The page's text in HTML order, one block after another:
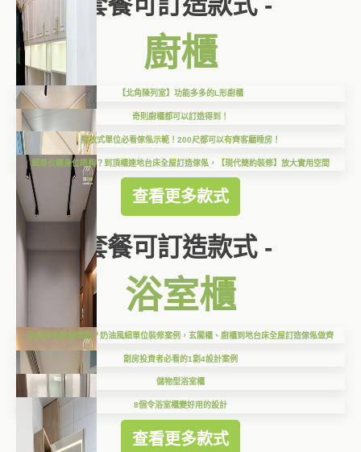
廚櫃
【北角陳列室】功能多多的L形廚櫃
奇則廚櫃都可以訂造得到！
開放式單位必看傢俬示範！200尺都可以有齊客廳睡房！
細單位轉身位唔夠？到頂櫃連地台床全屋訂造傢俬，【現代簡約裝修】放大實用空間
查看更多款式
套餐可訂造款式 -
浴室櫃
全屋淨色點解唔悶？奶油風細單位裝修案例，玄關櫃、廚櫃到地台床全屋訂造傢俬做齊
劏房投資者必看的1劏4設計案例
儲物型浴室櫃
8個令浴室櫃變好用的設計
查看更多款式